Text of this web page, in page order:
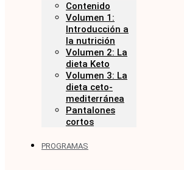
Contenido
Volumen 1:
Introducción a
la nutrición
Volumen 2: La
dieta Keto
Volumen 3: La
dieta ceto-
mediterránea
Pantalones
cortos
PROGRAMAS